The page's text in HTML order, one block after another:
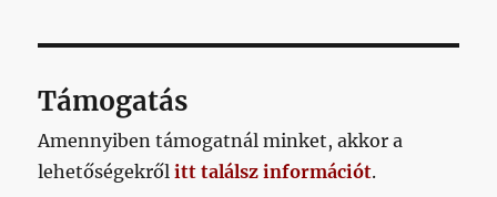
Támogatás
Amennyiben támogatnál minket, akkor a
lehetőségekrőlitt találsz információt.